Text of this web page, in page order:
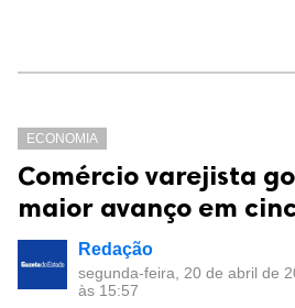
ECONOMIA
Comércio varejista
maior avanço em
Redação
segunda-feira, 20 de abril de
às 15:57